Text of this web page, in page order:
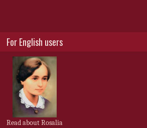
For English users
Read about Rosalia